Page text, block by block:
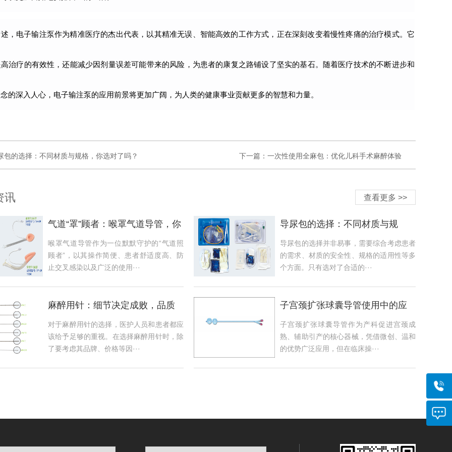
，电子输注泵作为精准医疗的杰出代表，以其精准无误、智能高效的工作方式，正在深刻改变着慢性疼痛的治疗模式。它
治疗的有效性，还能减少因剂量误差可能带来的风险，为患者的康复之路铺设了坚实的基石。随着医疗技术的不断进步和
的深入人心，电子输注泵的应用前景将更加广阔，为人类的健康事业贡献更多的智慧和力量。
包的选择：不同材质与规格，你选对了吗？ 下一篇： 一次性使用全麻包：优化儿科手术麻醉体验
查看更多 >>
讯
气道“罩”顾者：喉罩气道导管，你
真的了解它吗？
喉罩气道导管作为一位默默守护的“气道照
顾者”，以其操作简便、患者舒适度高、防
止交叉感染以及广泛的使用···
导尿包的选择：不同材质与规
格，你选对了吗？
导尿包的选择并非易事，需要综合考虑患者
的需求、材质的安全性、规格的适用性等多
个方面。只有选对了合适的···
麻醉用针：细节决定成败，品质
赢得信任
对于麻醉用针的选择，医护人员和患者都应
该给予足够的重视。在选择麻醉用针时，除
了要考虑其品牌、价格等因···
子宫颈扩张球囊导管使用中的应
急处理，出现问题怎么办？
子宫颈扩张球囊导管作为产科促进宫颈成
熟、辅助引产的核心器械，凭借微创、温和
的优势广泛应用，但在临床操···